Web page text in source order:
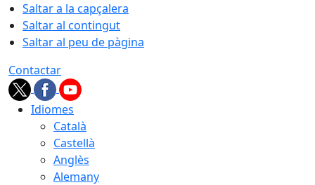
Saltar a la capçalera
Saltar al contingut
Saltar al peu de pàgina
Contactar
Idiomes
Català
Castellà
Anglès
Alemany